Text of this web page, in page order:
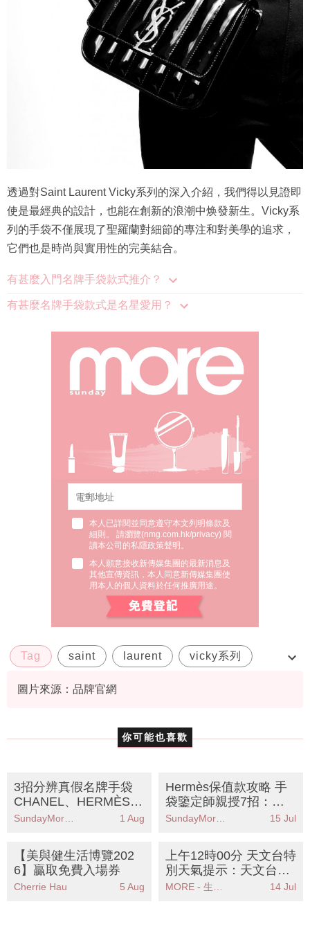
透過對Saint Laurent Vicky系列的深入介紹，我們得以見證即
使是最經典的設計，也能在創新的浪潮中焕發新生。Vicky系
列的手袋不僅展現了聖羅蘭對細節的專注和對美學的追求，
它們也是時尚與實用性的完美結合。
有甚麼入門名牌手袋款式推介？
有甚麼名牌手袋款式是名星愛用？
本人已詳閱並同意遵守本文列明條款及
細則。 請瀏覽(nmg.com.hk/privacy) 閱
讀本公司的私隱政策聲明。
本人願意接收新傳媒集團的最新消息及
其他宣傳資訊，本人同意新傳媒集團使
用本人的個人資料於任何推廣用途。
Tag saint laurent vicky系列
名牌手袋
圖片來源：品牌官網
你可能也喜歡
3招分辨真假名牌手袋
CHANEL、HERMÈS、
GUCCI 二手中古手袋入
1 Aug
Hermès保值款攻略 手
袋鑒定師親授7招：款
式、顏色、皮質哪款才
15 Jul
【美與健生活博覽202
6】贏取免費入場券
Cherrie Hau 5 Aug
上午12時00分 天文台特
別天氣提示：天文台可
能今日發出一號戒備信
MORE - 生活品味 14 Jul